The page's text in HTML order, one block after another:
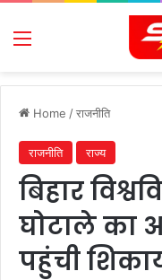
Menu
Home /राजनीति
राजनीति राज्य
बिहार
घोटाले का
पहुंची